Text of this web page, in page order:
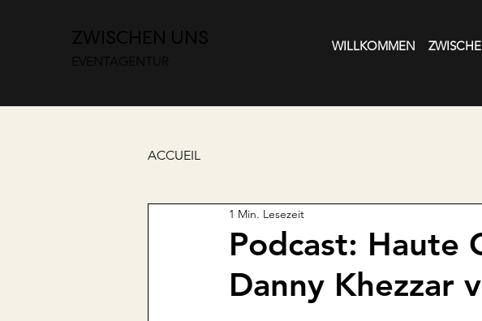
ZWISCHEN UNS
EVENTAGENTUR
WILLKOMMEN
ACCUEIL
Podcast: Haute
Danny Khezzar
1 Min. Lesezeit